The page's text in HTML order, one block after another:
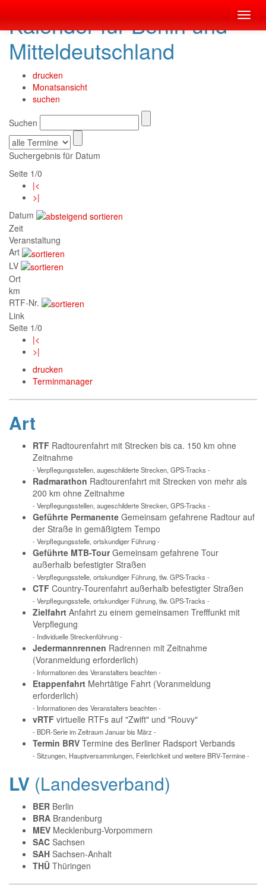
Kalender für Berlin und
Mitteldeutschland
drucken
Monatsansicht
suchen
Suchen
Suchergebnis für Datum
Seite 1/0
|<
>|
Datum
Zeit
Veranstaltung
Art
LV
Ort
km
RTF-Nr.
Link
Seite 1/0
|<
>|
drucken
Terminmanager
Art
RTF Radtourenfahrt mit Strecken bis ca. 150 km ohne
Zeitnahme
- Verpflegungsstellen, augeschilderte Strecken, GPS-Tracks -
Radmarathon Radtourenfahrt mit Strecken von mehr als
200 km ohne Zeitnahme
- Verpflegungsstellen, augeschilderte Strecken, GPS-Tracks -
Geführte Permanente Gemeinsam gefahrene Radtour auf
der Straße in gemäßigtem Tempo
- Verpflegungsstelle, ortskundiger Führung -
Geführte MTB-TourGemeinsam gefahrene Tour
außerhalb befestigter Straßen
- Verpflegungsstelle, ortskundiger Führung, tlw. GPS-Tracks -
CTF Country-Tourenfahrt außerhalb befestigter Straßen
- Verpflegungsstelle, ortskundiger Führung, tlw. GPS-Tracks -
Zielfahrt Anfahrt zu einem gemeinsamen Trefffunkt mit
Verpflegung
- Individuelle Streckenführung -
Jedermannrennen Radrennen mit Zeitnahme
(Voranmeldung erforderlich)
- Informationen des Veranstalters beachten -
Etappenfahrt Mehrtätige Fahrt (Voranmeldung
erforderlich)
- Informationen des Veranstalters beachten -
vRTF virtuelle RTFs auf "Zwift" und "Rouvy"
- BDR-Serie im Zeitraum Januar bis März -
Termin BRV Termine des Berliner Radsport Verbands
- Sitzungen, Hauptversammlungen, Feierlichkeit und weitere BRV-Termine -
LV (Landesverband)
BER Berlin
BRA Brandenburg
MEV Mecklenburg-Vorpommern
SAC Sachsen
SAH Sachsen-Anhalt
THÜ Thüringen